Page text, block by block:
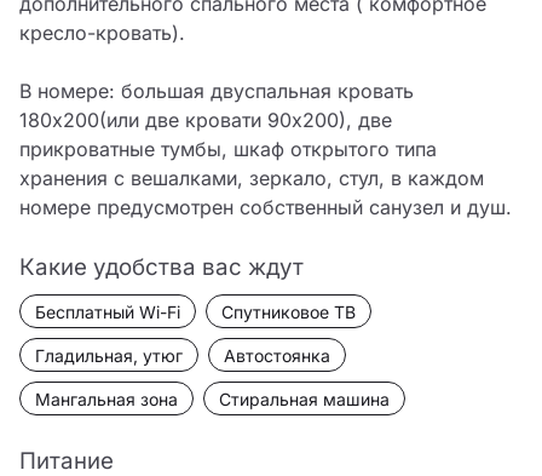
кресло-кровать).
В номере: большая двуспальная кровать
180х200(или две кровати 90х200), две
прикроватные тумбы, шкаф открытого типа
хранения с вешалками, зеркало, стул, в каждом
Какие удобства вас ждут
Бесплатный Wi-Fi Спутниковое ТВ
Гладильная, утюг Автостоянка
Мангальная зона Стиральная машина
Питание